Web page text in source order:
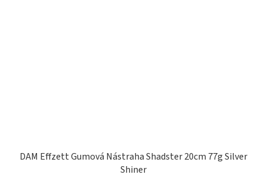
DAM Effzett Gumová Nástraha Shadster 20cm 77g Silver
Shiner